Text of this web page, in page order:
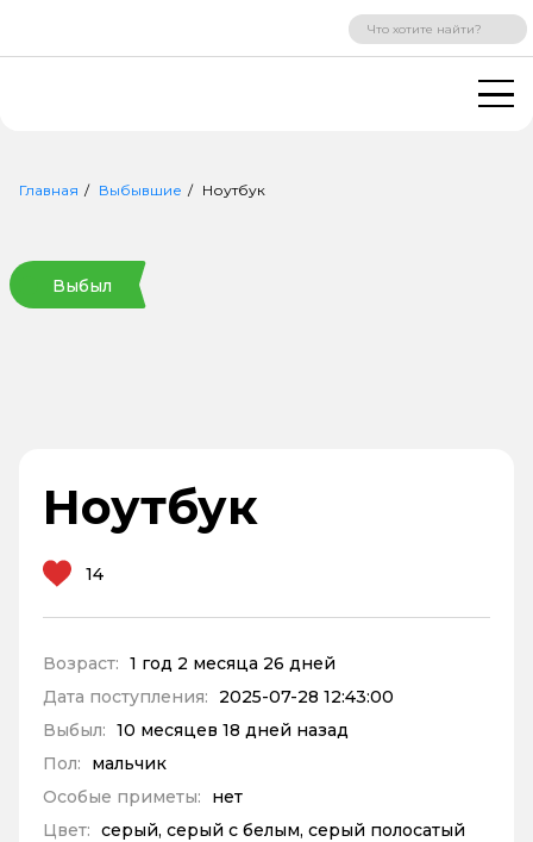
ВХОД РЕГИСТРАЦИЯ
Главная Выбывшие Ноутбук
Выбыл
Ноутбук
14
Возраст: 1 год 2 месяца 26 дней
Дата поступления:
2025-07-28 12:43:00
Выбыл: 10 месяцев 18 дней назад
Пол:
мальчик
Особые приметы:
нет
Цвет: серый, серый с белым, серый полосатый